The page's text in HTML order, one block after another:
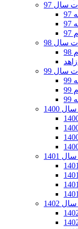
سال 97
سال 98
سال 99
1400
1401
1402